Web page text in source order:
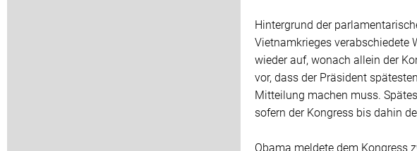
Hintergrund der
Vietnamkrieges verabschiedete
wieder auf, wonach allein der
vor, dass der Präsident
Mitteilung machen muss.
sofern der Kongress bis dahin
Obama meldete dem Kongress